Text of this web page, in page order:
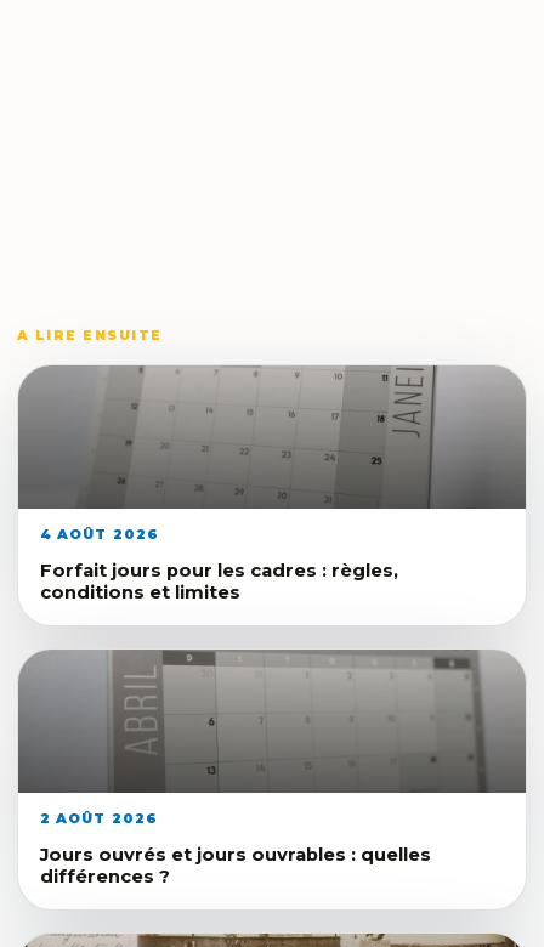
A LIRE ENSUITE
4 AOÛT 2026
Forfait jours pour les cadres : règles,
conditions et limites
2 AOÛT 2026
Jours ouvrés et jours ouvrables : quelles
différences ?